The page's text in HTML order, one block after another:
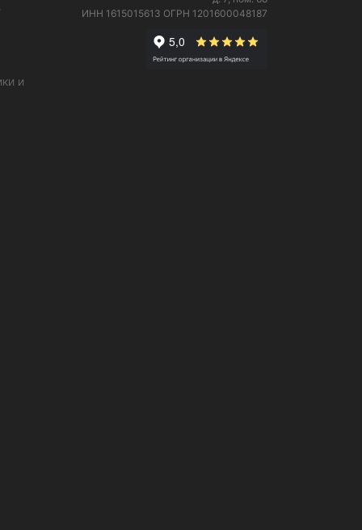
и
ИНН 1615015613 ОГРН 1201600048187